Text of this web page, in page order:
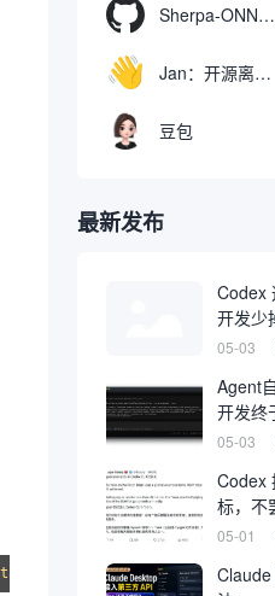
Sherpa-ONNX：使用ONNXRuntime实现离线语音识别和合成
Jan：开源离线AI助手，ChatGPT 替代品，运行本地AI模型或连接云端AI
豆包
最新发布
Codex
开发少
05-03
Agent
开发终
一大片
05-03
Codex
标，不
05-01